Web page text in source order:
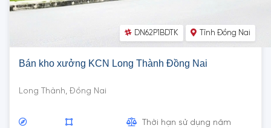
DN62P1BDTK Tỉnh Đồng Nai
Bán kho xưởng KCN Long Thành Đồng Nai
Long Thành, Đồng Nai
Thời hạn sử dụng năm